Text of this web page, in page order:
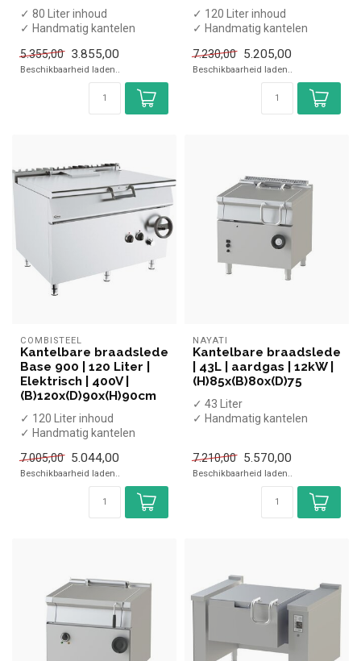
✓ 80 Liter inhoud
✓ Handmatig kantelen
✓ 400 Volt
5.355,00 3.855,00
Beschikbaarheid laden..
✓ 120 Liter inhoud
✓ Handmatig kantelen
✓ Gas
7.230,00 5.205,00
Beschikbaarheid laden..
COMBISTEEL
Kantelbare braadslede
Base 900 | 120 Liter |
Elektrisch | 400V |
(B)120x(D)90x(H)90cm
✓ 120 Liter inhoud
✓ Handmatig kantelen
✓ 400 Volt
7.005,00 5.044,00
Beschikbaarheid laden..
NAYATI
Kantelbare braadslede
| 43L | aardgas | 12kW |
(H)85x(B)80x(D)75
✓ 43 Liter
✓ Handmatig kantelen
7.210,00
5.570,00
Beschikbaarheid laden..